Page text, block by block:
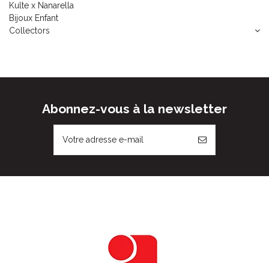
Kulte x Nanarella
Bijoux Enfant
Collectors
Abonnez-vous à la newsletter